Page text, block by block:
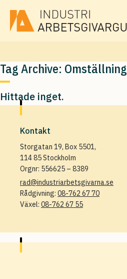
Tag Archive: Omställning
Hittade inget.
Kontakt
Storgatan 19, Box 5501,
114 85 Stockholm
Orgnr: 556625 – 8389
rad@industriarbetsgivarna.se
Rådgivning: 08-762 67 70
Växel: 08-762 67 55